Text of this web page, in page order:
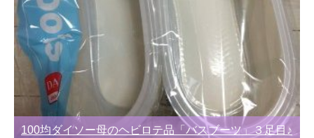
100均ダイソー母のヘビロテ品「バスブーツ」３足目♪